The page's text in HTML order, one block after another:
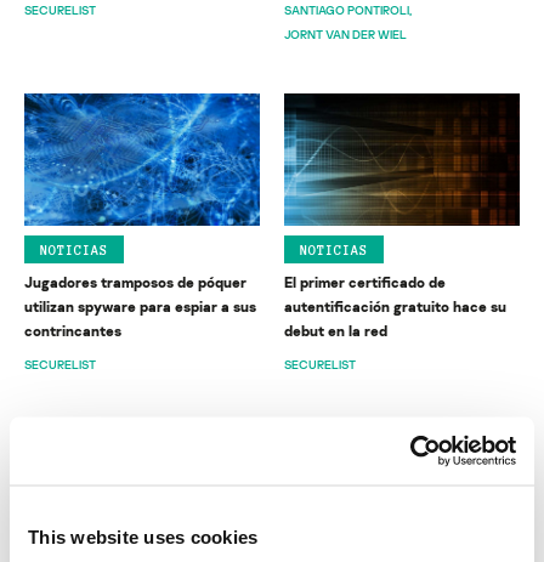
This website uses cookies
SECURELIST
SANTIAGO PONTIROLI
JORNT VAN DER WIEL
NOTICIAS
Jugadores tramposos de póquer
utilizan spyware para espiar a sus
contrincantes
SECURELIST
NOTICIAS
El primer certificado de
autentificación gratuito hace su
debut en la red
SECURELIST